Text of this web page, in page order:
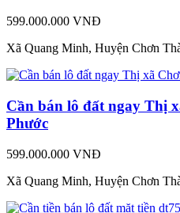
599.000.000 VNĐ
Xã Quang Minh, Huyện Chơn
Cần bán lô đất ngay Thị
Phước
599.000.000 VNĐ
Xã Quang Minh, Huyện Chơn